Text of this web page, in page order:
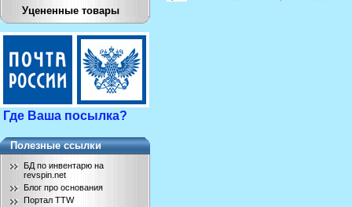
Уцененные товары
Где Ваша посылка?
Полезные ссылки
БД по инвентарю на
revspin.net
Блог про основания
Портал TTW